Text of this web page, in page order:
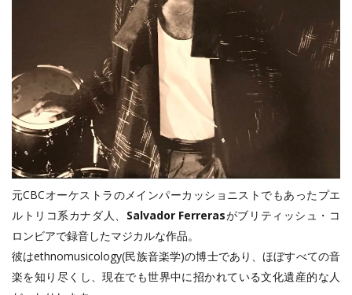
元CBCオーケストラのメインパーカッショニストでもあったプエ
ルトリコ系カナダ人、 Salvador Ferrerasがブリティッシュ・コ
ロンビアで録音したマジカルな作品。
彼はethnomusicology(民族音楽学)の博士であり、ほぼすべての音
楽を知り尽くし、現在でも世界中に招かれている文化遺産的な人